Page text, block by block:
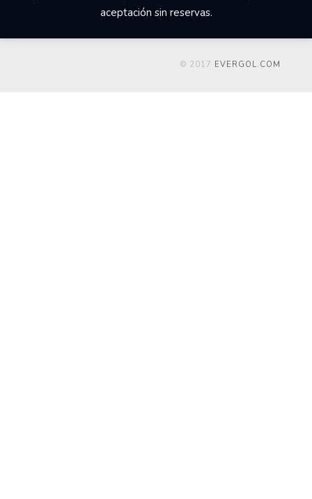
aceptación sin reservas.
© 2017 EVERGOL.COM